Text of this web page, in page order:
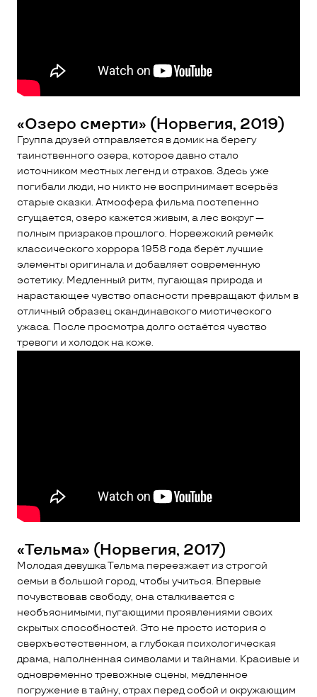
«Озеро смерти» (Норвегия, 2019)
Группа друзей отправляется в домик на берегу
таинственного озера, которое давно стало
источником местных легенд и страхов. Здесь уже
погибали люди, но никто не воспринимает всерьёз
старые сказки. Атмосфера фильма постепенно
сгущается, озеро кажется живым, а лес вокруг —
полным призраков прошлого. Норвежский ремейк
классического хоррора 1958 года берёт лучшие
элементы оригинала и добавляет современную
эстетику. Медленный ритм, пугающая природа и
нарастающее чувство опасности превращают фильм в
отличный образец скандинавского мистического
ужаса. После просмотра долго остаётся чувство
тревоги и холодок на коже.
«Тельма» (Норвегия, 2017)
Молодая девушка Тельма переезжает из строгой
семьи в большой город, чтобы учиться. Впервые
почувствовав свободу, она сталкивается с
необъяснимыми, пугающими проявлениями своих
скрытых способностей. Это не просто история о
сверхъестественном, а глубокая психологическая
драма, наполненная символами и тайнами. Красивые и
одновременно тревожные сцены, медленное
погружение в тайну, страх перед собой и окружающим